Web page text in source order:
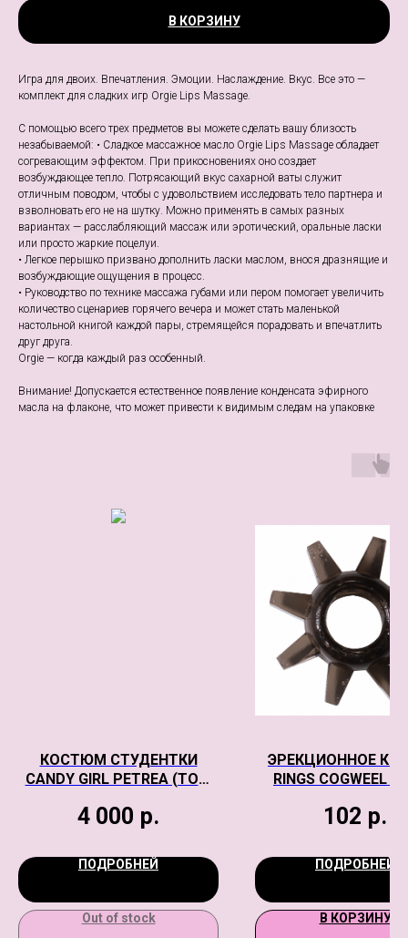
В КОРЗИНУ
Игра для двоих. Впечатления. Эмоции. Наслаждение. Вкус. Все это —
комплект для сладких игр Orgie Lips Massage.
С помощью всего трех предметов вы можете сделать вашу близость
незабываемой: • Сладкое массажное масло Orgie Lips Massage обладает
согревающим эффектом. При прикосновениях оно создает
возбуждающее тепло. Потрясающий вкус сахарной ваты служит
отличным поводом, чтобы с удовольствием исследовать тело партнера и
взволновать его не на шутку. Можно применять в самых разных
вариантах — расслабляющий массаж или эротический, оральные ласки
или просто жаркие поцелуи.
• Легкое перышко призвано дополнить ласки маслом, внося дразнящие и
возбуждающие ощущения в процесс.
• Руководство по технике массажа губами или пером помогает увеличить
количество сценариев горячего вечера и может стать маленькой
настольной книгой каждой пары, стремящейся порадовать и впечатлить
друг друга.
Orgie — когда каждый раз особенный.
Внимание! Допускается естественное появление конденсата эфирного
масла на флаконе, что может привести к видимым следам на упаковке
КОСТЮМ СТУДЕНТКИ
CANDY GIRL PETREA (ТОП,
ОЧКИ, АКСЕССУАРЫ,
4 000 р.
ПОДРОБНЕЙ
Out of stock
ЭРЕКЦИОННОЕ
RINGS COGWEEL
102 р.
ПОДРОБНЕЙ
В КОРЗИНУ